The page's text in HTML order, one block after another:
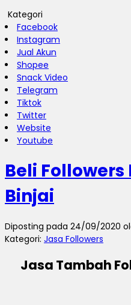
Kategori
Facebook
Instagram
Jual Akun
Shopee
Snack Video
Telegram
Tiktok
Twitter
Website
Youtube
Beli
Binjai
Diposting pada 24/09/2020
Kategori: Jasa Followers
Jasa Tambah